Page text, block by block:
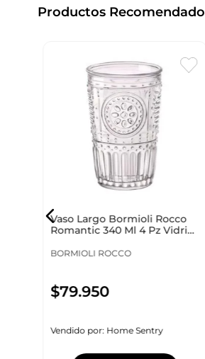
Productos
Vaso Largo Bormioli Rocco
Romantic 340 Ml 4 Pz Vidrio
BORMIOLI ROCCO
$79.950
Vendido por: Home Sentry